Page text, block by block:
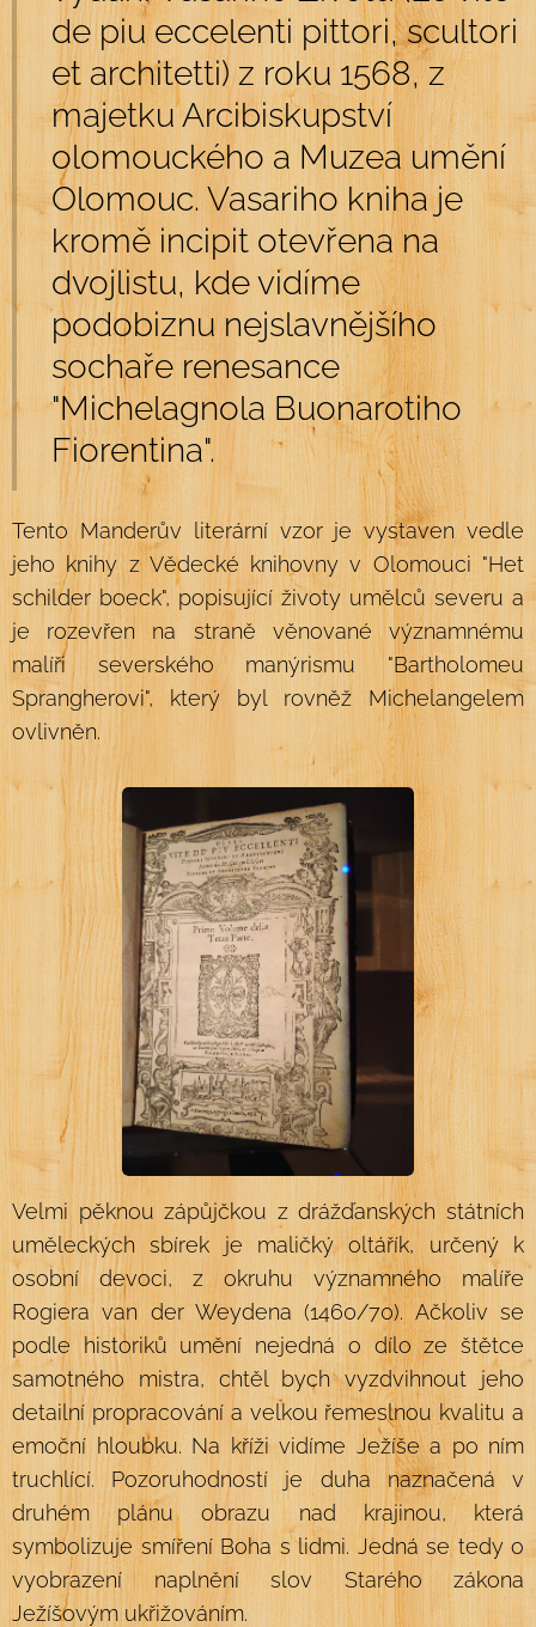
de piu eccelenti pittori, scultori
et architetti) z roku 1568, z
majetku Arcibiskupství
olomouckého a Muzea umění
Olomouc. Vasariho kniha je
kromě incipit otevřena na
dvojlistu, kde vidíme
podobiznu nejslavnějšího
sochaře renesance
"Michelagnola Buonarotiho
Fiorentina".
Tento Manderův literární vzor je vystaven vedle
jeho knihy z Vědecké knihovny v Olomouci "Het
schilder boeck", popisující životy umělců severu a
je rozevřen na straně věnované významnému
malíři severského manýrismu "Bartholomeu
Sprangherovi", který byl rovněž Michelangelem
ovlivněn.
Velmi pěknou zápůjčkou z drážďanských státních
uměleckých sbírek je maličký oltářík, určený k
osobní devoci, z okruhu významného malíře
Rogiera van der Weydena (1460/70). Ačkoliv se
podle historiků umění nejedná o dílo ze štětce
samotného mistra, chtěl bych vyzdvihnout jeho
detailní propracování a velkou řemeslnou kvalitu a
emoční hloubku. Na kříži vidíme Ježíše a po ním
truchlící. Pozoruhodností je duha naznačená v
druhém plánu obrazu nad krajinou, která
symbolizuje smíření Boha s lidmi. Jedná se tedy o
vyobrazení naplnění slov Starého zákona
Ježíšovým ukřižováním.